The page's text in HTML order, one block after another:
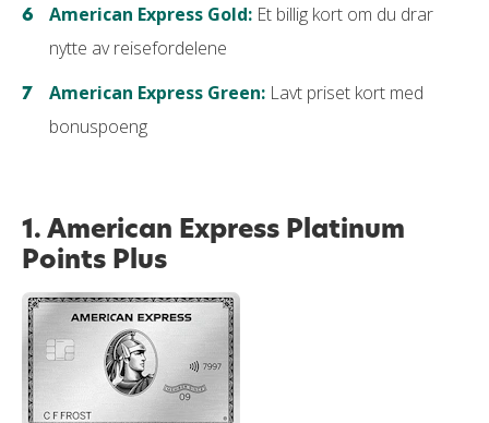
American Express Gold: Et billig kort om du drar
nytte av reisefordelene
American Express Green: Lavt priset kort med
bonuspoeng
1. American Express Platinum
Points Plus